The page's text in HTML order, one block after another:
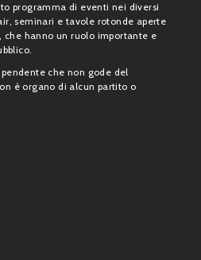
programma di eventi nei diversi
seminari e tavole rotonde aperte
che hanno un ruolo importante e
che non gode del
è organo di alcun partito o